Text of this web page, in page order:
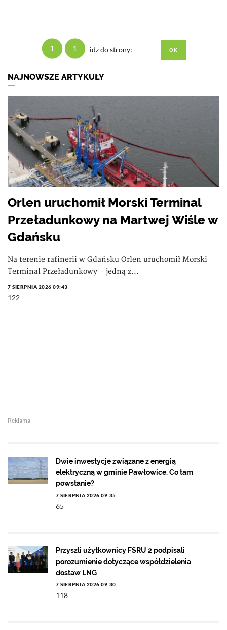
1 1 idz do strony:
NAJNOWSZE ARTYKUŁY
Orlen uruchomił Morski Terminal
Przeładunkowy na Martwej Wiśle w
Gdańsku
Na terenie rafinerii w Gdańsku Orlen uruchomił Morski
Terminal Przeładunkowy – jedną z...
7 SIERPNIA 2026 09:43
122
Reklama
Dwie inwestycje związane z energią
elektryczną w gminie Pawłowice. Co tam
powstanie?
7 SIERPNIA 2026 09:35
65
Przyszli użytkownicy FSRU 2 podpisali
porozumienie dotyczące współdzielenia
dostaw LNG
7 SIERPNIA 2026 09:30
118